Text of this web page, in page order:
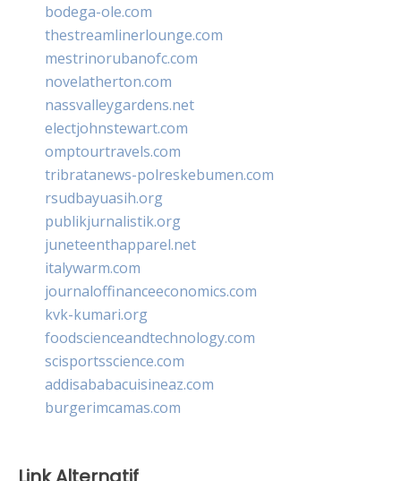
bodega-ole.com
thestreamlinerlounge.com
mestrinorubanofc.com
novelatherton.com
nassvalleygardens.net
electjohnstewart.com
omptourtravels.com
tribratanews-polreskebumen.com
rsudbayuasih.org
publikjurnalistik.org
juneteenthapparel.net
italywarm.com
journaloffinanceeconomics.com
kvk-kumari.org
foodscienceandtechnology.com
scisportsscience.com
addisababacuisineaz.com
burgerimcamas.com